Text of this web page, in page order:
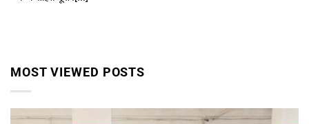
MOST VIEWED POSTS